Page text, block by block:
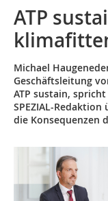
ATP
Michael
Geschäftsleitung
ATP sustain,
SPEZIAL-Redaktion
die Konsequenzen